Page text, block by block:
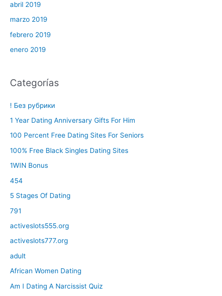
abril 2019
marzo 2019
febrero 2019
enero 2019
Categorías
! Без рубрики
1 Year Dating Anniversary Gifts For Him
100 Percent Free Dating Sites For Seniors
100% Free Black Singles Dating Sites
1WIN Bonus
454
5 Stages Of Dating
791
activeslots555.org
activeslots777.org
adult
African Women Dating
Am I Dating A Narcissist Quiz